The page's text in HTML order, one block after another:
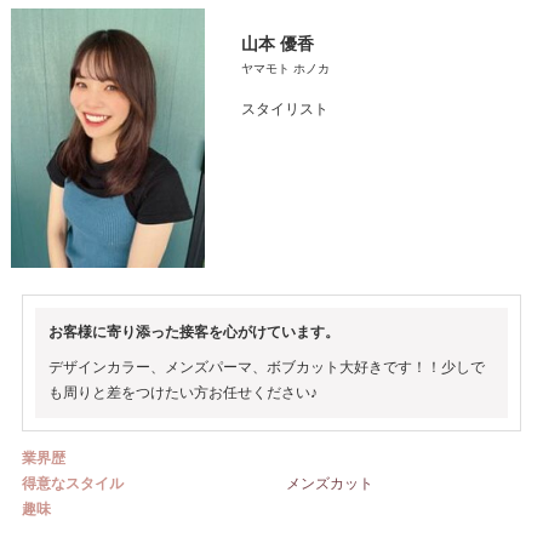
山本 優香
ヤマモト ホノカ
スタイリスト
お客様に寄り添った接客を心がけています。
デザインカラー、メンズパーマ、ボブカット大好きです！！少しで
も周りと差をつけたい方お任せください♪
業界歴
得意なスタイル
メンズカット
趣味